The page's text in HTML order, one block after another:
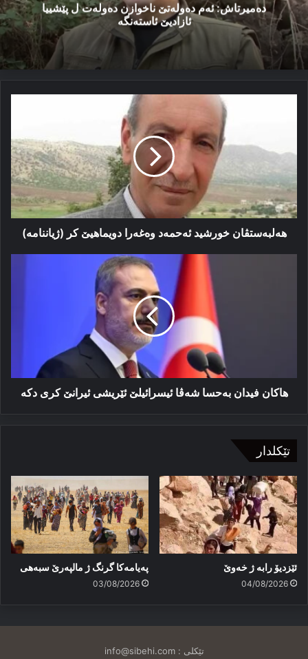
دەمیرتاش: ئەم دەولەتێ ناخوازن دەولەت ل پێشییا
ئازادیێ ئاستەنگە
هه‌لبه‌ستڤان
وەغەرا
دویماهیێ
کر
(ژیاننامە)
هه‌لبه‌ستڤان خورشید ئەحمەد وەغەرا دویماهیێ کر (ژیاننامە)
دکە
هاکان فیدان بەحسا شەڤا ئیسرائیلێ ئێریشی ئیرانێ کری دکە
تێکلدار
ئێزدیۆ رابە ژ خەوێ
04/08/2026
پەیامەكا گرنگ ژ مالپەرێ سبەهی
03/08/2026
تێکلی :info@sibehi.com